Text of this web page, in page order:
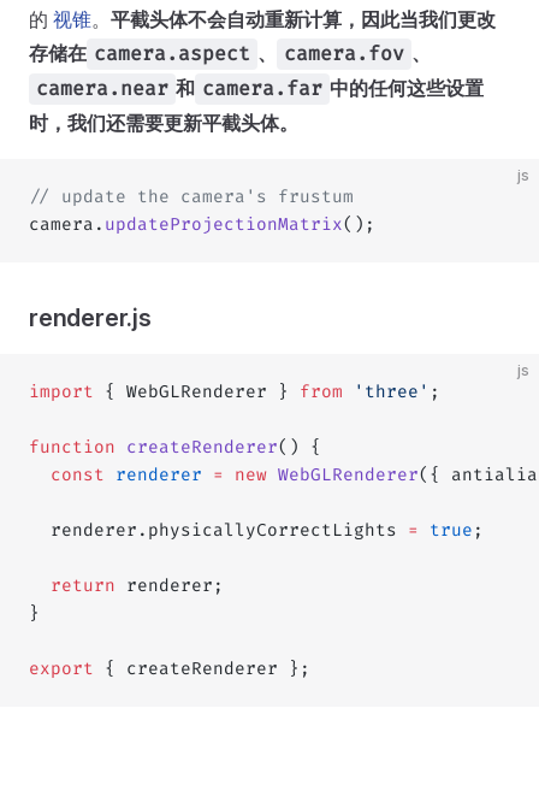
的 视锥。 平截头体不会自动重新计算，因此当我们更改
存储在 camera.aspect 、 camera.fov 、
camera.near 和 camera.far 中的任何这些设置
时，我们还需要更新平截头体。
js
// update the camera's frustum
camera. updateProjectionMatrix();
renderer.js
js
import { WebGLRenderer } from 'three' ;
function createRenderer() {
  const
renderer = new WebGLRenderer({
  renderer.physicallyCorrectLights
= true ;
  return
renderer;
}
export { createRenderer };